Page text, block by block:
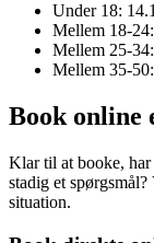
Under 18:
Mellem 18-
Mellem 25-
Mellem 35-
Book online
Klar til at booke,
stadig et
situation.